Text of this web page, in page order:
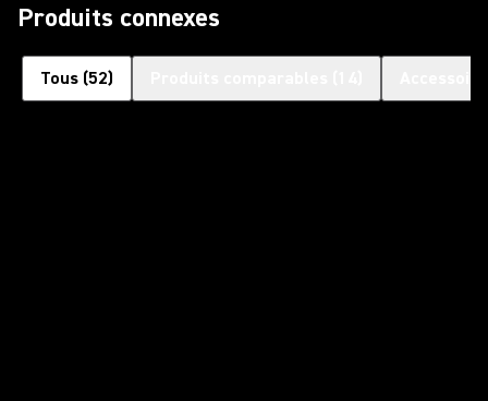
Produits connexes
Tous (52)